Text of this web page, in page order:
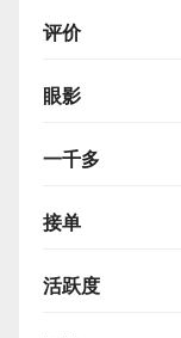
评价
眼影
一千多
接单
活跃度